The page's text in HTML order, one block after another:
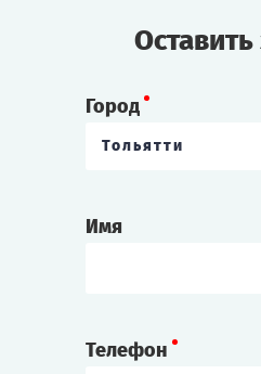
Город
Тольятти
Имя
Телефон